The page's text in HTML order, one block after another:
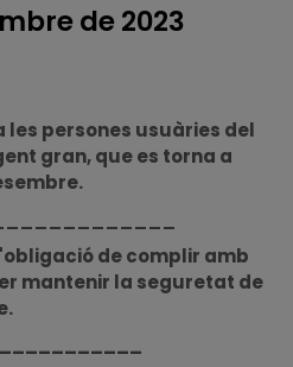
de 2023
persones usuàries del
gran, que es torna a
de complir amb
mantenir la seguretat de